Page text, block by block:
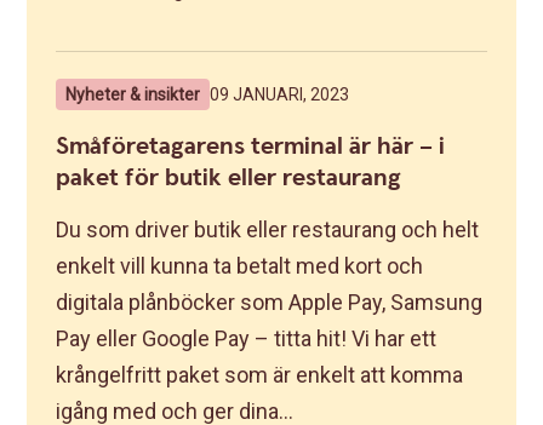
Nyheter & insikter 09 JANUARI, 2023
Småföretagarens terminal är här – i
paket för butik eller restaurang
Du som driver butik eller restaurang och helt
enkelt vill kunna ta betalt med kort och
digitala plånböcker som Apple Pay, Samsung
Pay eller Google Pay – titta hit! Vi har ett
krångelfritt paket som är enkelt att komma
igång med och ger dina...